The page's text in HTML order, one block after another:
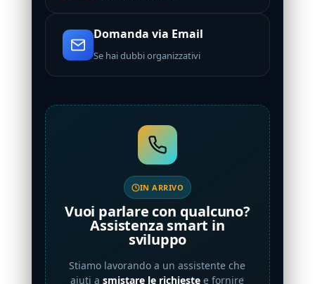
Domanda via Email
Se hai dubbi organizzativi
IN ARRIVO
Vuoi parlare con qualcuno?
Assistenza smart in
sviluppo
Stiamo lavorando a un assistente che
aiuti asmistare le richieste e fornire